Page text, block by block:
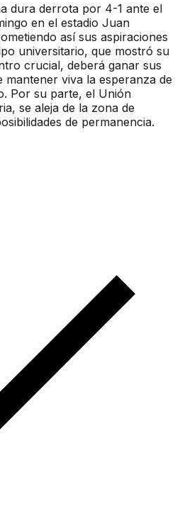
dura derrota por 4-1 ante el
en el estadio Juan
así sus aspiraciones
universitario, que mostró su
crucial, deberá ganar sus
mantener viva la esperanza de
Por su parte, el Unión
se aleja de la zona de
de permanencia.